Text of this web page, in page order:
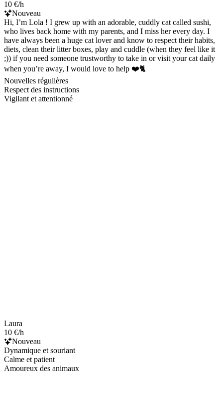
10 €/h
Nouveau
Hi, I’m Lola ! I grew up with an adorable, cuddly cat called sushi,
who lives back home with my parents, and I miss her every day. I
have always been a huge cat lover and know to respect their habits,
diets, clean their litter boxes, play and cuddle (when they feel like it
;)) if you need someone trustworthy to take in or visit your cat daily
when you’re away, I would love to help ❤️🐈
Nouvelles régulières
Respect des instructions
Vigilant et attentionné
Laura
10 €/h
Nouveau
Dynamique et souriant
Calme et patient
Amoureux des animaux